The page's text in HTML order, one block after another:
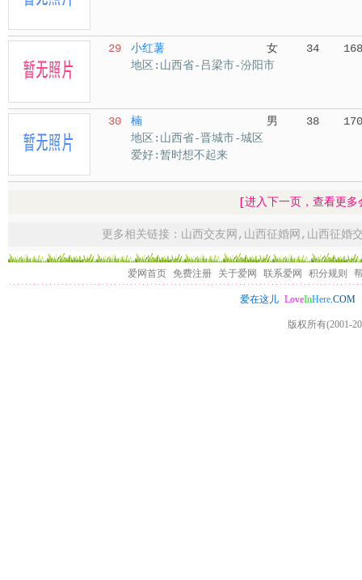
29 小红薯 女 34
168
地区:山西省-吕梁市-汾阳市
30 楠 男 38
170
地区:山西省-晋城市-城区
爱好:暂时想不起来
[进入下一页，查看更
更多相关链接： 山西交友网 , 山西征婚网 , 山西征婚
爱网首页 免费注册 关于爱网 联系爱网 积分规则
爱在这儿 LoveInHere.COM
版权所有(2001-